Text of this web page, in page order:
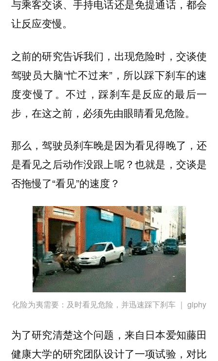
与乘客交谈、手持电话还是免提通话，都会
让反应变慢。
之前的研究告诉我们，出现危险时，交谈使
驾驶员大脑“忙不过来”，所以踩下刹车的速
度变慢了。不过， 踩刹车是反应的最后一
步，在这之前，必须先由眼睛看见危险。
那么，驾驶员刹车晚是因为看见得晚了，还
是看见之后动作没跟上呢？也就是，交谈是
否拖慢了“看见”的速度？
化险为夷需要：及时看见危险，并迅速踩下刹车 ｜ giphy
为了研究清楚这个问题，来自日本爱知藤田
健康大学的研究团队设计了一项试验，对比